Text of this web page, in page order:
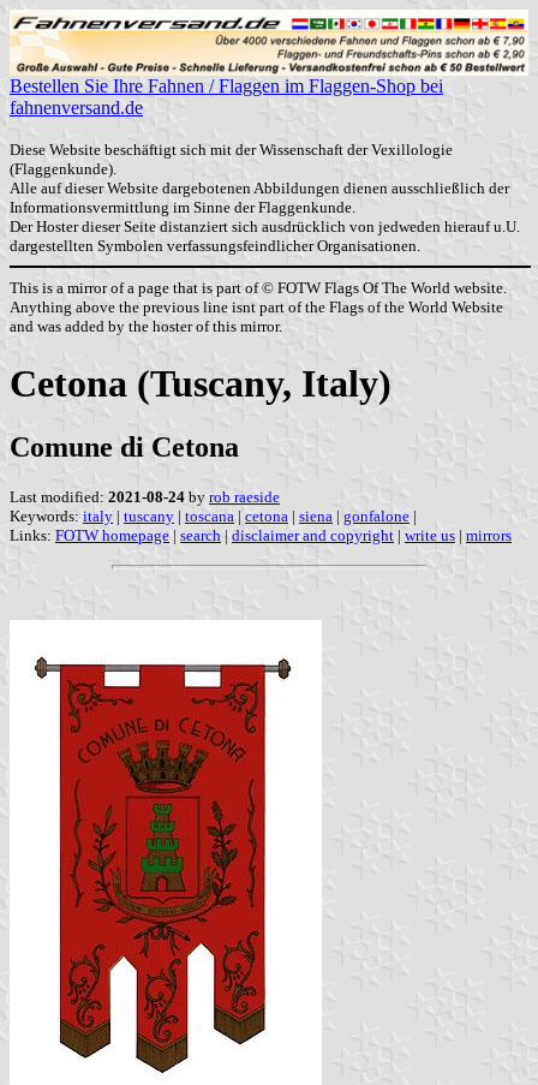
Bestellen Sie Ihre Fahnen / Flaggen im Flaggen-Shop bei
fahnenversand.de
Diese Website beschäftigt sich mit der Wissenschaft der Vexillologie
(Flaggenkunde).
Alle auf dieser Website dargebotenen Abbildungen dienen ausschließlich der
Informationsvermittlung im Sinne der Flaggenkunde.
Der Hoster dieser Seite distanziert sich ausdrücklich von jedweden hierauf u.U.
dargestellten Symbolen verfassungsfeindlicher Organisationen.
This is a mirror of a page that is part of © FOTW Flags Of The World website.
Anything above the previous line isnt part of the Flags of the World Website
and was added by the hoster of this mirror.
Cetona (Tuscany, Italy)
Comune di Cetona
Last modified: 2021-08-24 by rob raeside
Keywords: italy | tuscany | toscana | cetona | siena | gonfalone |
Links: FOTW homepage | search | disclaimer and copyright | write us | mirrors